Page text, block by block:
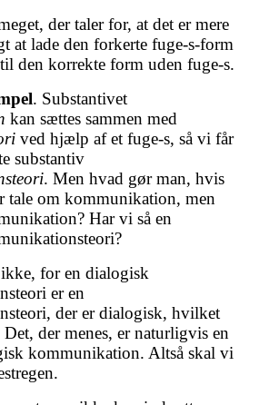
der taler for, at det er mere
at lade den forkerte fuge-s-form
den korrekte form uden fuge-s.
. Substantivet
kan sættes sammen med
ved hjælp af et fuge-s, så vi får
substantiv
. Men hvad gør man, hvis
tale om kommunikation, men
Har vi så en
for en dialogisk
er en
der er dialogisk, hvilket
der menes, er naturligvis en
kommunikation. Altså skal vi